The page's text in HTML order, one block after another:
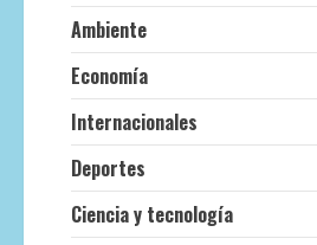
Ambiente
Economía
Internacionales
Deportes
Ciencia y tecnología